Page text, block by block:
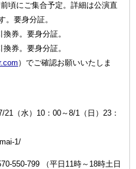
頃にご集合予定。詳細は公演直
。要身分証。
券。要身分証。
券。要身分証。
）でご確認お願いいたしま
（水）10：00～8/1（日）23：
1/
550-799 （平日11時～18時土日